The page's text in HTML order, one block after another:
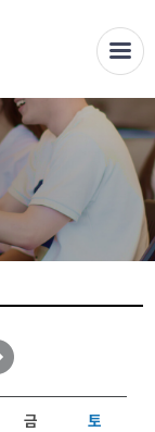
금 토